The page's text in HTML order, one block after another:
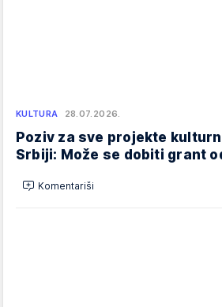
KULTURA 28.07.2026.
Poziv za sve projekte
Srbiji: Može se dobiti grant
Komentariši